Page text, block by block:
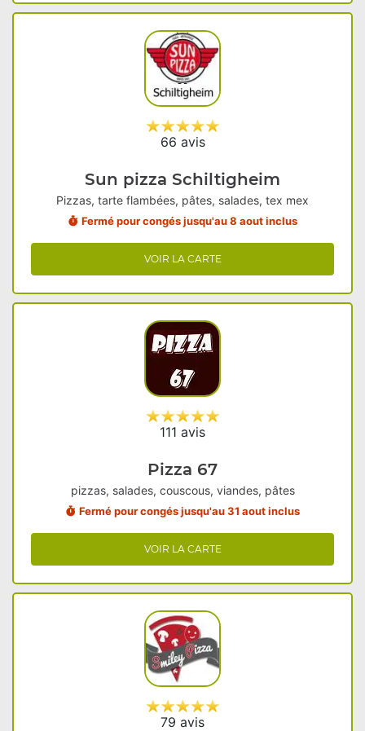
66 avis
Sun pizza Schiltigheim
Pizzas, tarte flambées, pâtes, salades, tex mex
Fermé pour congés jusqu'au 8 aout inclus
VOIR LA CARTE
111 avis
Pizza 67
pizzas, salades, couscous, viandes, pâtes
Fermé pour congés jusqu'au 31 aout inclus
VOIR LA CARTE
79 avis